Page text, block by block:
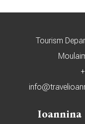
Tourism
Ioannina